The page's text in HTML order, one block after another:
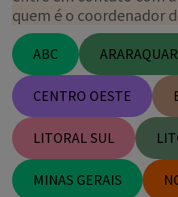
CENTRO OESTE
LITORAL SUL
MINAS GERAIS
NORDESTE 1
SP CENTRO SP